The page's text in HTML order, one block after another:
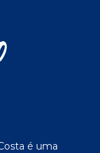
é uma